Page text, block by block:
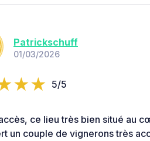
Patrickschuff
01/03/2026
5/5
ce lieu très bien situé au
un couple de vignerons très